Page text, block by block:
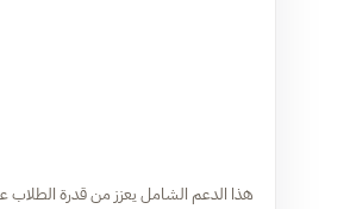
هذا الدعم الشامل يعزز من قدرة الطلاب